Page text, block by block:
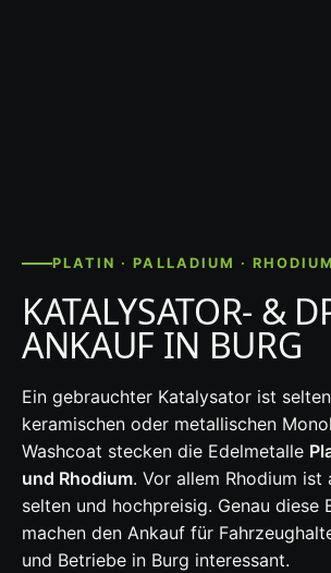
PLATIN · PALLADIUM · RHODIUM
KATALYSATOR- &
ANKAUF IN BURG
Ein gebrauchter Katalysator ist
keramischen oder metallischen
Washcoat stecken die Edelmetalle
und Rhodium. Vor allem Rhodium ist
selten und hochpreisig. Genau diese
machen den Ankauf für
und Betriebe in Burg interessant.